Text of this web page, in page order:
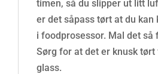
timen, så du slipper ut litt
er det såpass tørt at du kan
i foodprosessor. Mal det så
Sørg for at det er knusk
glass.